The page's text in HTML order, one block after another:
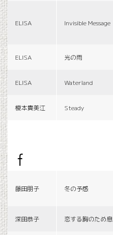
ELISA Invisible Message
ELISA 光の雨
ELISA Waterland
榎本貴美江 Steady
f
藤田朋子 冬の予感
深田恭子 恋する胸のため息